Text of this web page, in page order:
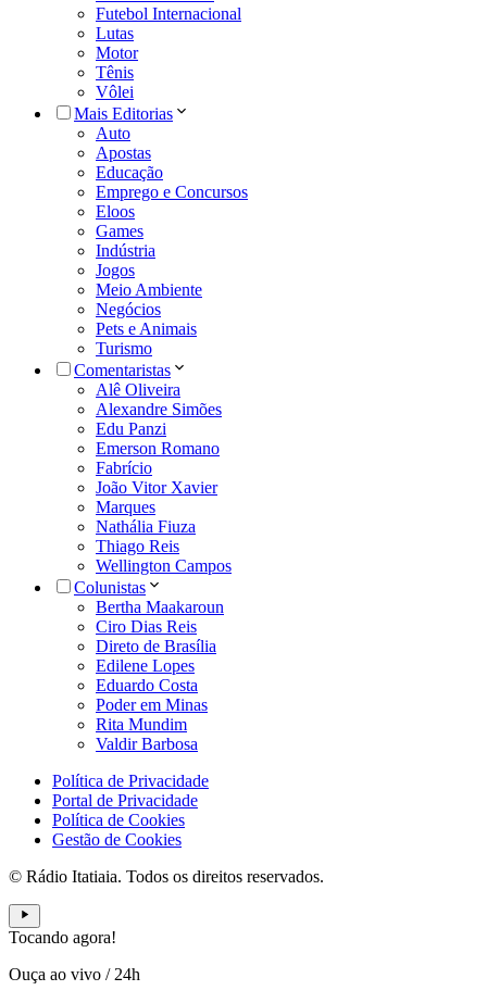
Futebol Internacional
Lutas
Motor
Tênis
Vôlei
Mais Editorias
Auto
Apostas
Educação
Emprego e Concursos
Eloos
Games
Indústria
Jogos
Meio Ambiente
Negócios
Pets e Animais
Turismo
Comentaristas
Alê Oliveira
Alexandre Simões
Edu Panzi
Emerson Romano
Fabrício
João Vitor Xavier
Marques
Nathália Fiuza
Thiago Reis
Wellington Campos
Colunistas
Bertha Maakaroun
Ciro Dias Reis
Direto de Brasília
Edilene Lopes
Eduardo Costa
Poder em Minas
Rita Mundim
Valdir Barbosa
Política de Privacidade
Portal de Privacidade
Política de Cookies
Gestão de Cookies
© Rádio Itatiaia. Todos os direitos reservados.
Tocando agora!
Ouça ao vivo / 24h